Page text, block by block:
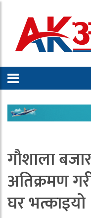
गौशाला
अतिक्रमण
घर भत्काइयो